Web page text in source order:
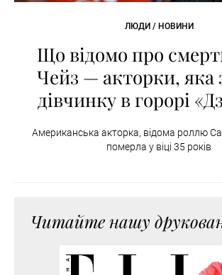
ЛЮДИ / НОВИНИ
Що відомо про
Чейз — акторки, яка
дівчинку в горорі
Американська акторка, відома роллю
померла у віці 35 років
Читайте нашу